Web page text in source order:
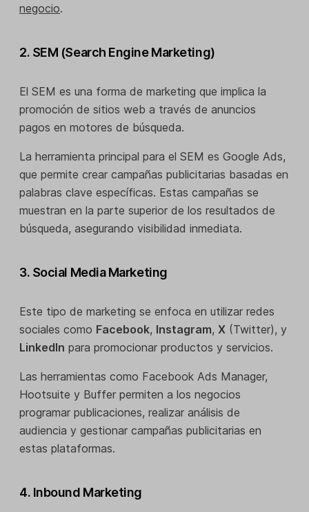
negocio.
2. SEM (Search Engine Marketing)
El SEM es una forma de marketing que implica la
promoción de sitios web a través de anuncios
pagos en motores de búsqueda.
La herramienta principal para el SEM es Google Ads,
que permite crear campañas publicitarias basadas en
palabras clave específicas. Estas campañas se
muestran en la parte superior de los resultados de
búsqueda, asegurando visibilidad inmediata.
3. Social Media Marketing
Este tipo de marketing se enfoca en utilizar redes
sociales como Facebook, Instagram, X (Twitter), y
LinkedIn para promocionar productos y servicios.
Las herramientas como Facebook Ads Manager,
Hootsuite y Buffer permiten a los negocios
programar publicaciones, realizar análisis de
audiencia y gestionar campañas publicitarias en
estas plataformas.
4. Inbound Marketing